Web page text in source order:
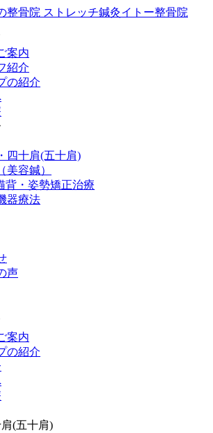
案内
紹介
の紹介
四十肩(五十肩)
美容鍼）
背・姿勢矯正治療
器療法
声
案内
の紹介
(五十肩)